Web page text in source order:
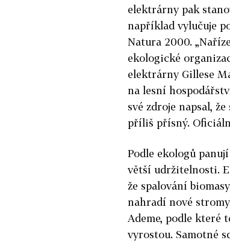
elektrárny pak
například vylučuje
Natura 2000.
ekologické
elektrárny Gillese
na lesní
své zdroje napsal,
příliš přísný.
Podle ekologů
větší udržitelnosti.
že spalování
nahradí nové
Ademe, podle které
vyrostou. Samotné